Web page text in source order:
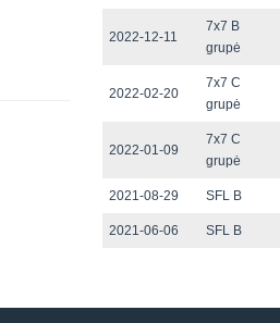
2022-12-11
7x7 B
grupė
2022-02-20
7x7 C
grupė
2022-01-09
7x7 C
grupė
2021-08-29 SFL B
2021-06-06 SFL B